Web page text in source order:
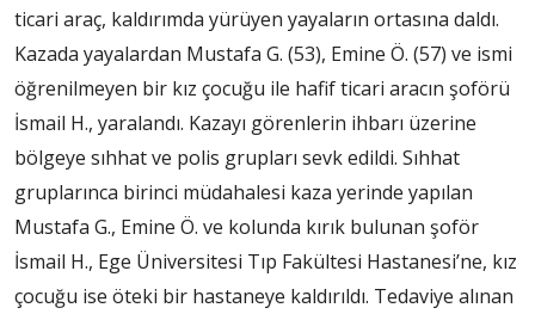
ticari araç, kaldırımda yürüyen yayaların ortasına daldı.
Kazada yayalardan Mustafa G. (53), Emine Ö. (57) ve ismi
öğrenilmeyen bir kız çocuğu ile hafif ticari aracın şoförü
İsmail H., yaralandı. Kazayı görenlerin ihbarı üzerine
bölgeye sıhhat ve polis grupları sevk edildi. Sıhhat
gruplarınca birinci müdahalesi kaza yerinde yapılan
Mustafa G., Emine Ö. ve kolunda kırık bulunan şoför
İsmail H., Ege Üniversitesi Tıp Fakültesi Hastanesi’ne, kız
çocuğu ise öteki bir hastaneye kaldırıldı. Tedaviye alınan